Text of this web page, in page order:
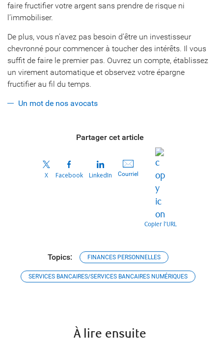
faire fructifier votre argent sans prendre de risque ni
l’immobiliser.
De plus, vous n’avez pas besoin d’être un investisseur
chevronné pour commencer à toucher des intérêts. Il vous
suffit de faire le premier pas. Ouvrez un compte, établissez
un virement automatique et observez votre épargne
fructifier au fil du temps.
Un mot de nos avocats
Partager cet article
X Facebook LinkedIn Courriel
Copier l’URL
Topics: FINANCES PERSONNELLES
SERVICES BANCAIRES/SERVICES BANCAIRES NUMÉRIQUES
À lire ensuite